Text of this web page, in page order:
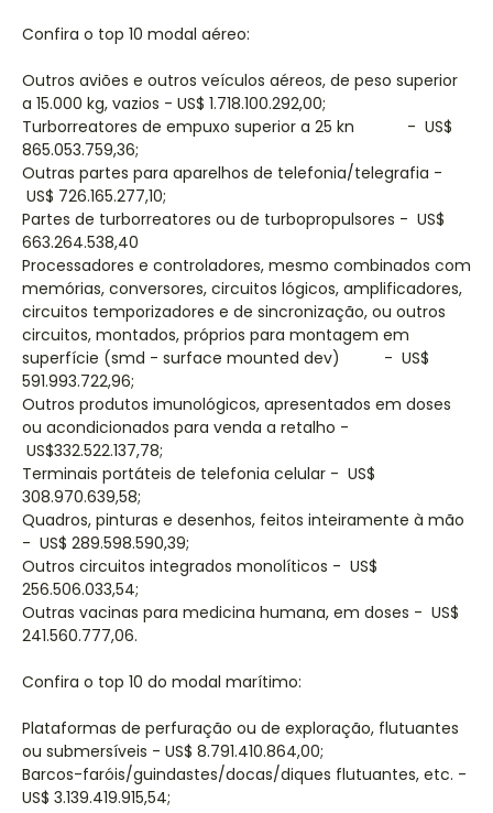
Confira o top 10 modal aéreo:
Outros aviões e outros veículos aéreos, de peso superior
a 15.000 kg, vazios - US$ 1.718.100.292,00;
Turborreatores de empuxo superior a 25 kn - US$
865.053.759,36;
Outras partes para aparelhos de telefonia/telegrafia -
US$ 726.165.277,10;
Partes de turborreatores ou de turbopropulsores - US$
663.264.538,40
Processadores e controladores, mesmo combinados com
memórias, conversores, circuitos lógicos, amplificadores,
circuitos temporizadores e de sincronização, ou outros
circuitos, montados, próprios para montagem em
superfície (smd - surface mounted dev) - US$
591.993.722,96;
Outros produtos imunológicos, apresentados em doses
ou acondicionados para venda a retalho -
US$332.522.137,78;
Terminais portáteis de telefonia celular - US$
308.970.639,58;
Quadros, pinturas e desenhos, feitos inteiramente à mão
- US$ 289.598.590,39;
Outros circuitos integrados monolíticos - US$
256.506.033,54;
Outras vacinas para medicina humana, em doses - US$
241.560.777,06.
Confira o top 10 do modal marítimo:
Plataformas de perfuração ou de exploração, flutuantes
ou submersíveis - US$ 8.791.410.864,00;
Barcos-faróis/guindastes/docas/diques flutuantes, etc. -
US$ 3.139.419.915,54;